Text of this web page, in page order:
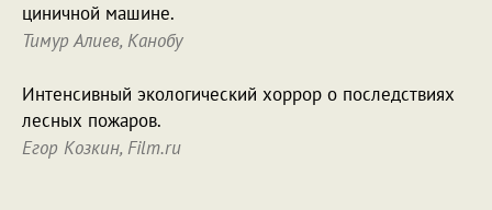
циничной машине.
Тимур Алиев, Канобу
Интенсивный экологический хоррор о последствиях
лесных пожаров.
Егор Козкин, Film.ru